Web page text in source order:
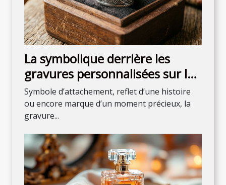
La symbolique derrière les
gravures personnalisées sur les
bijoux
Symbole d’attachement, reflet d’une histoire
ou encore marque d’un moment précieux, la
gravure...